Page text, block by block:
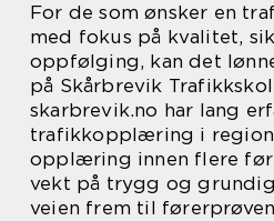
For de som ønsker en
med fokus på kvalitet,
oppfølging, kan det
på Skårbrevik
skarbrevik.no har lang
trafikkopplæring i
opplæring innen flere
vekt på trygg og
veien frem til